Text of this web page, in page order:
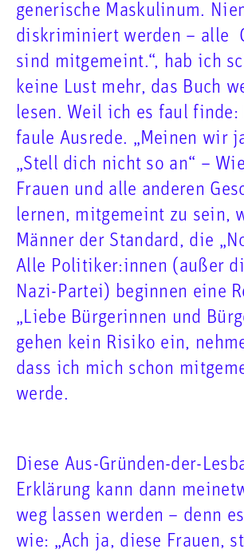
generische Maskulinum.
diskriminiert werden – alle
sind mitgemeint.“, hab ich
keine Lust mehr, das Buch
lesen. Weil ich es faul finde:
faule Ausrede. „Meinen wir
„Stell dich nicht so an“ –
Frauen und alle anderen
lernen, mitgemeint zu sein,
Männer der Standard, die
Alle Politiker:innen (außer
Nazi-Partei) beginnen eine
„Liebe Bürgerinnen und
gehen kein Risiko ein,
dass ich mich schon
werde.
Diese Aus-Gründen-der-
Erklärung kann dann
weg lassen werden – denn
wie: „Ach ja, diese Frauen,